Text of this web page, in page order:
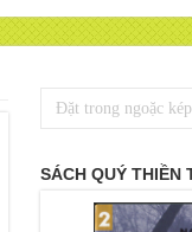
SÁCH QUÝ THIỀN